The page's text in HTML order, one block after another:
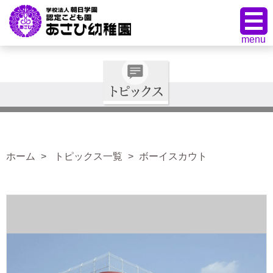
ホーム トピックス一覧 ボーイスカウト